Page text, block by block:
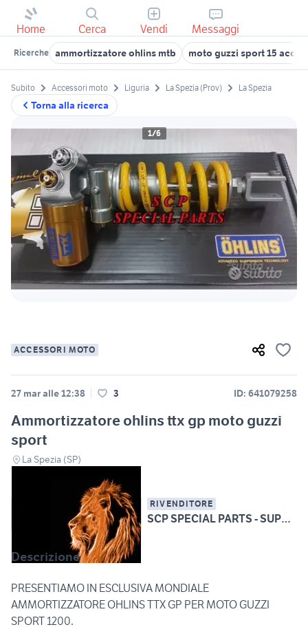
Home Cerca Vendi Messaggi
Ricerche ammortizzatore ohlins mtb moto guzzi sport 15
Torna alla ricerca
Subito Accessori moto Liguria La Spezia (Prov) La Spezia
1/6
ACCESSORI MOTO
27 mar alle 12:38 3 ID: 641079258
Ammortizzatore ohlins ttx gp moto guzzi
sport
La Spezia (SP)
RIVENDITORE
SCP SPECIAL PARTS - SUPERBIKE CARBON PARTS
Descrizione
PRESENTIAMO IN ESCLUSIVA MONDIALE
AMMORTIZZATORE OHLINS TTX GP PER MOTO GUZZI
SPORT 1200.